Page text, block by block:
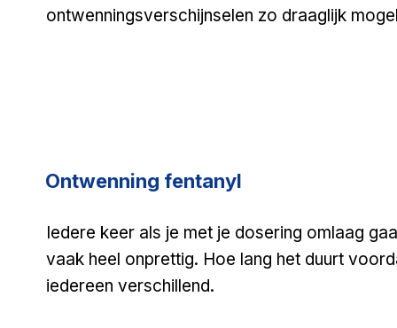
ontwenningsverschijnselen zo draaglijk
Ontwenning fentanyl
​Iedere keer als je met je dosering omlaag
vaak heel onprettig. Hoe lang het duurt
iedereen verschillend.